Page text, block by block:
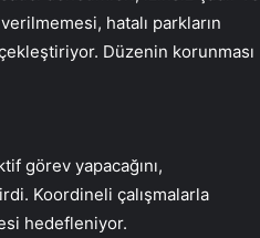
hatalı parkların
Düzenin korunması
görev yapacağını,
Koordineli çalışmalarla
hedefleniyor.